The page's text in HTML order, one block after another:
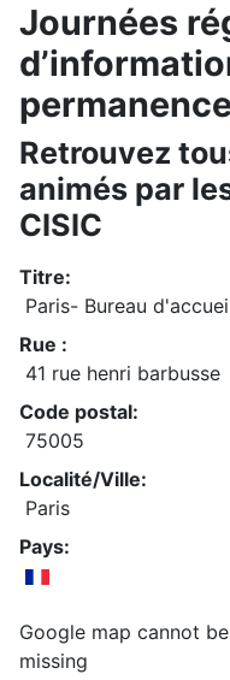
Journées
Retrouvez
animés par
CISIC
Titre:
Paris- Bureau
Rue :
41 rue henri barbusse
Code postal:
75005
Localité/Ville:
Paris
Pays:
Google map cannot
missing